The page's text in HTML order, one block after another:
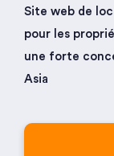
Site web de
pour les
une forte
Asia